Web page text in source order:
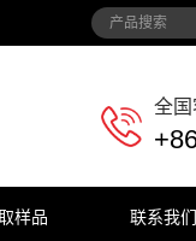
全国
样品 联系我们